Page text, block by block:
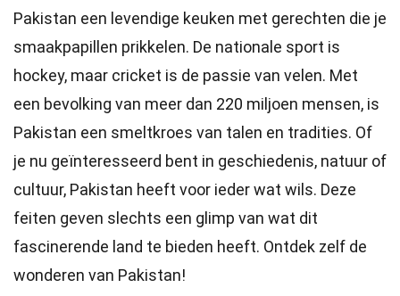
Pakistan een levendige keuken met gerechten die je
smaakpapillen prikkelen. De nationale sport is
hockey, maar cricket is de passie van velen. Met
een bevolking van meer dan 220 miljoen mensen, is
Pakistan een smeltkroes van talen en tradities. Of
je nu geïnteresseerd bent in geschiedenis, natuur of
cultuur, Pakistan heeft voor ieder wat wils. Deze
feiten geven slechts een glimp van wat dit
fascinerende land te bieden heeft. Ontdek zelf de
wonderen van Pakistan!